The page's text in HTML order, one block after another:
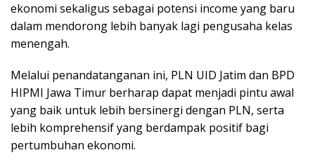
ekonomi sekaligus sebagai potensi income yang baru
dalam mendorong lebih banyak lagi pengusaha kelas
menengah.
Melalui penandatanganan ini, PLN UID Jatim dan BPD
HIPMI Jawa Timur berharap dapat menjadi pintu awal
yang baik untuk lebih bersinergi dengan PLN, serta
lebih komprehensif yang berdampak positif bagi
pertumbuhan ekonomi.